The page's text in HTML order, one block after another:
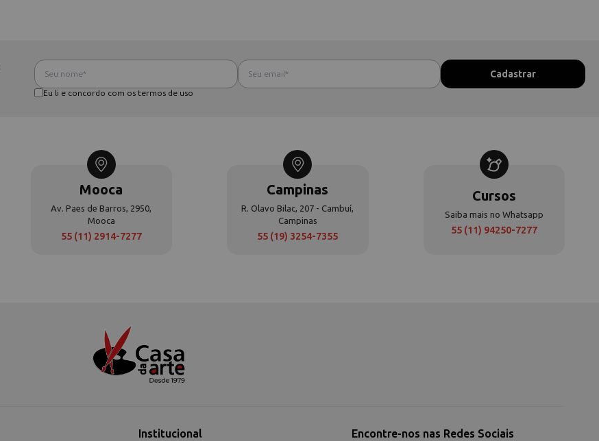
Eu li e concordo com os termos de uso
Mooca
Av. Paes de Barros, 2950,
Mooca
55 (11) 2914-7277
Campinas
R. Olavo Bilac, 207 - Cambuí,
Campinas
55 (19) 3254-7355
Cursos
Saiba mais no Whatsapp
55 (11) 94250-7277
Institucional Encontre-nos nas Redes Sociais